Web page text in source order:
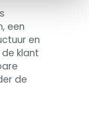
een
en
klant
de